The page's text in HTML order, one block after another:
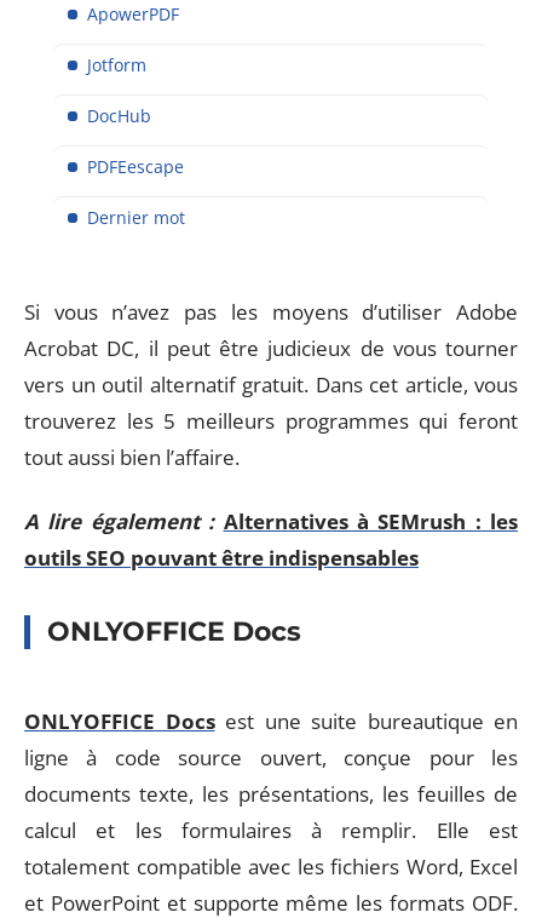
ApowerPDF
Jotform
DocHub
PDFEescape
Dernier mot
Si vous n’avez pas les moyens d’utiliser Adobe
Acrobat DC, il peut être judicieux de vous tourner
vers un outil alternatif gratuit. Dans cet article, vous
trouverez les 5 meilleurs programmes qui feront
tout aussi bien l’affaire.
A lire également : Alternatives à SEMrush : les
outils SEO pouvant être indispensables
ONLYOFFICE Docs
ONLYOFFICE Docsest une suite bureautique en
ligne à code source ouvert, conçue pour les
documents texte, les présentations, les feuilles de
calcul et les formulaires à remplir. Elle est
totalement compatible avec les fichiers Word, Excel
et PowerPoint et supporte même les formats ODF.